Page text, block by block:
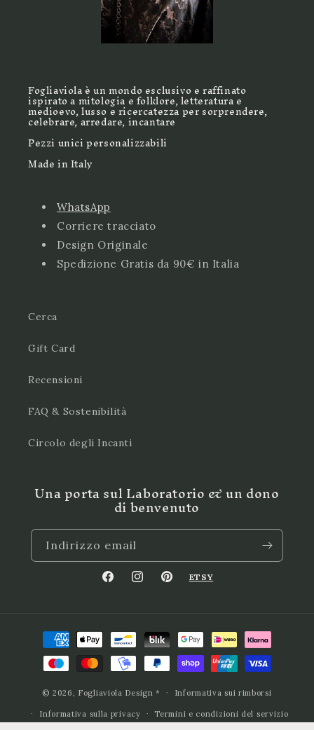
Fogliaviola è un mondo esclusivo e raffinato
ispirato a mitologia e folklore, letteratura e
medioevo, lusso e ricercatezza per sorprendere,
celebrare, arredare, incantare
Pezzi unici personalizzabili
Made in Italy
WhatsApp
Corriere tracciato
Design Originale
Spedizione Gratis da 90€ in Italia
Cerca
Gift Card
Recensioni
FAQ & Sostenibilità
Circolo degli Incanti
Una porta sul Laboratorio & un dono
di benvenuto
Indirizzo email
FacebookInstagramPinterest
ETSY
Metodi
pagamento
© 2026, Fogliaviola Design * Informativa sui rimborsi
Informativa sulla privacy Termini e condizioni del servizio